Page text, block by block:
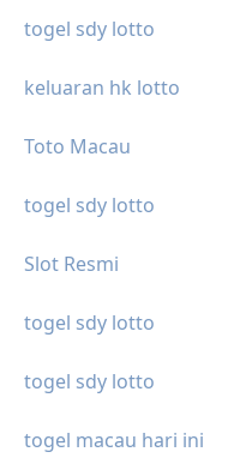
togel sdy lotto
keluaran hk lotto
Toto Macau
togel sdy lotto
Slot Resmi
togel sdy lotto
togel sdy lotto
togel macau hari ini